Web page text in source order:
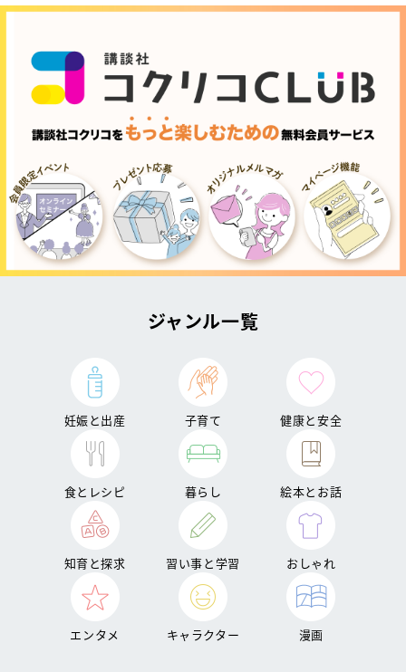
ジャンル一覧
妊娠と出産 子育て 健康と安全
食とレシピ 暮らし 絵本とお話
知育と探求 習い事と学習 おしゃれ
エンタメ キャラクター 漫画